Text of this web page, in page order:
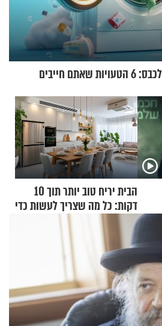
אחרי תשעה באב חוזרים לכבס: 6 הטעויות שאתם חייבים
הבית יריח טוב יותר תוך 10
דקות: כל מה שצריך לעשות כדי
לרענן את הבית